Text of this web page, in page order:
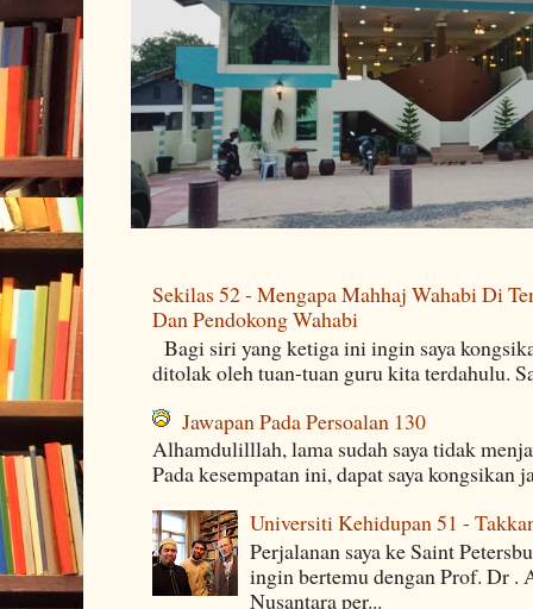
Sekilas 52 - Mengapa Mahhaj Wahabi Di
Dan Pendokong Wahabi
Bagi siri yang ketiga ini ingin saya
ditolak oleh tuan-tuan guru kita terdahulu.
Jawapan Pada Persoalan 130
Alhamdulilllah, lama sudah saya tidak
Pada kesempatan ini, dapat saya kongsikan
Universiti Kehidupan 51 -
Perjalanan saya ke Saint
ingin bertemu dengan Prof. Dr
Nusantara per...